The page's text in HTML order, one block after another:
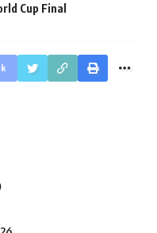
Cup Final